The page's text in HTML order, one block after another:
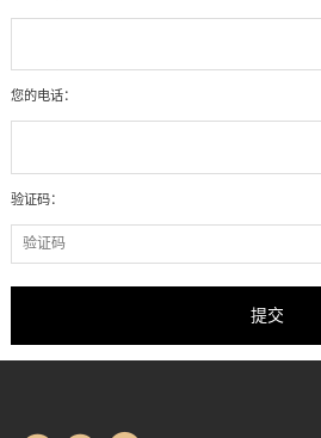
您的电话：
验证码：
提交